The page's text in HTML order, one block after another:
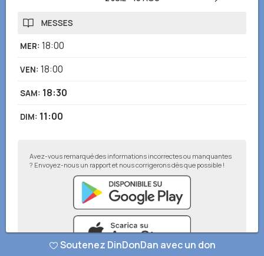
MESSES
MER: 18:00
VEN: 18:00
SAM: 18:30
DIM: 11:00
Avez-vous remarqué des informations incorrectes ou manquantes
? Envoyez-nous un rapport et nous corrigerons dès que possible !
Soutenez DinDonDan avec un don